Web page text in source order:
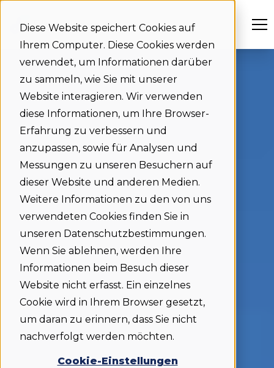
Diese Website speichert Cookies auf
Ihrem Computer. Diese Cookies werden
verwendet, um Informationen darüber
zu sammeln, wie Sie mit unserer
Website interagieren. Wir verwenden
diese Informationen, um Ihre Browser-
Erfahrung zu verbessern und
anzupassen, sowie für Analysen und
Messungen zu unseren Besuchern auf
dieser Website und anderen Medien.
Weitere Informationen zu den von uns
verwendeten Cookies finden Sie in
unseren Datenschutzbestimmungen.
Wenn Sie ablehnen, werden Ihre
Informationen beim Besuch dieser
Website nicht erfasst. Ein einzelnes
Cookie wird in Ihrem Browser gesetzt,
um daran zu erinnern, dass Sie nicht
nachverfolgt werden möchten.
Cookie-Einstellungen